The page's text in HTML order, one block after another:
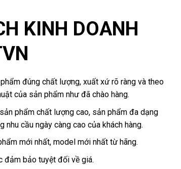
KINH DOANH
đúng chất lượng, xuất xứ rõ ràng và theo
của sản phẩm như đã chào hàng.
phẩm chất lượng cao, sản phẩm đa dạng
nhu cầu ngày càng cao của khách hàng.
mới nhất, model mới nhất từ hãng.
đảm bảo tuyệt đối về giá.